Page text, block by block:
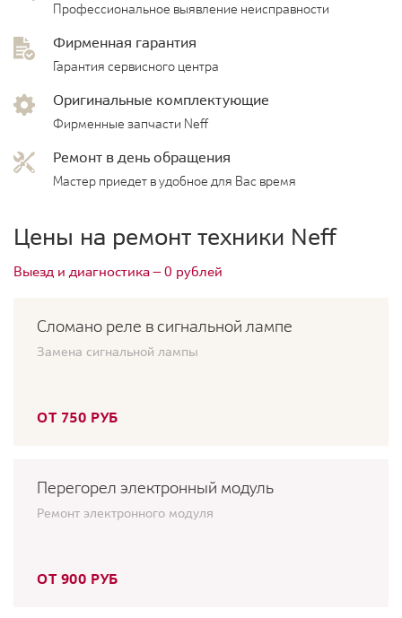
Профессиональное выявление неисправности
Фирменная гарантия
Гарантия сервисного центра
Оригинальные комплектующие
Фирменные запчасти Neff
Ремонт в день обращения
Мастер приедет в удобное для Вас время
Цены на ремонт техники Neff
Выезд и диагностика — 0 рублей
Сломано реле в сигнальной лампе
Замена сигнальной лампы
ОТ 750 РУБ
Перегорел электронный модуль
Ремонт электронного модуля
ОТ 900 РУБ